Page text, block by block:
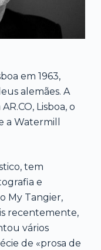
em 1963,
alemães. A
Lisboa, o
a Watermill
tem
e
My Tangier,
recentemente,
vários
de «prosa de